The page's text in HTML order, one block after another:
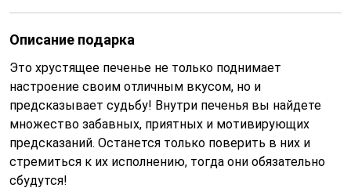
Описание подарка
Это хрустящее печенье не только поднимает
настроение своим отличным вкусом, но и
предсказывает судьбу! Внутри печенья вы найдете
множество забавных, приятных и мотивирующих
предсказаний. Останется только поверить в них и
стремиться к их исполнению, тогда они обязательно
сбудутся!